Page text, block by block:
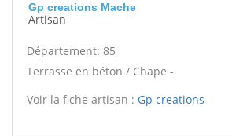
Gp creations Mache
Artisan
Département: 85
Terrasse en béton / Chape -
Voir la fiche artisan : Gp creations